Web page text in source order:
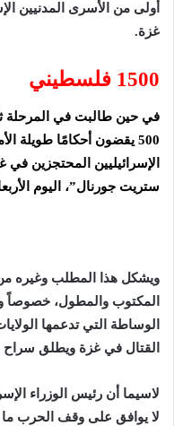
أولى من الأسرى المدنيين
غزة.
1500 فلسطيني
500 يقضون أحكامًا طويلة
الإسرائيليين المحتجزين
ستريت جورنال”، اليوم
ويشكل هذا المطلب وغيره من
المكتوب والمطول، خصوصاً
الوساطة التي تدعمها
القتال في غزة ويطلق سراح
لاسيما أن رئيس الوزراء
لا يوافق على وقف الحرب